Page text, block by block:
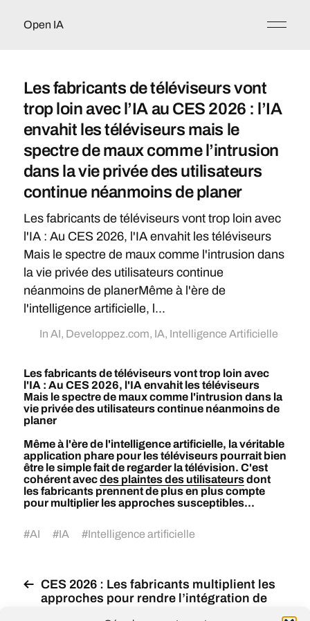
Open IA
Les fabricants de téléviseurs vont
trop loin avec l’IA au CES 2026 : l’IA
envahit les téléviseurs mais le
spectre de maux comme l’intrusion
dans la vie privée des utilisateurs
continue néanmoins de planer
Les fabricants de téléviseurs vont trop loin avec
l'IA : Au CES 2026, l'IA envahit les téléviseurs
Mais le spectre de maux comme l'intrusion dans
la vie privée des utilisateurs continue
néanmoins de planerMême à l'ère de
l'intelligence artificielle, l...
In AI, Developpez.com, IA, Intelligence Artificielle
Les fabricants de téléviseurs vont trop loin avec
l'IA : Au CES 2026, l'IA envahit les téléviseurs
Mais le spectre de maux comme l'intrusion dans la
vie privée des utilisateurs continue néanmoins de
planer
Même à l'ère de l'intelligence artificielle, la véritable
application phare pour les téléviseurs pourrait bien
être le simple fait de regarder la télévision. C'est
cohérent avecdes plaintes des utilisateursdont
les fabricants prennent de plus en plus compte
pour multiplier les approches susceptibles...
#AI #IA #Intelligence artificielle
CES 2026 : Les fabricants multiplient les
approches pour rendre l’intégration de